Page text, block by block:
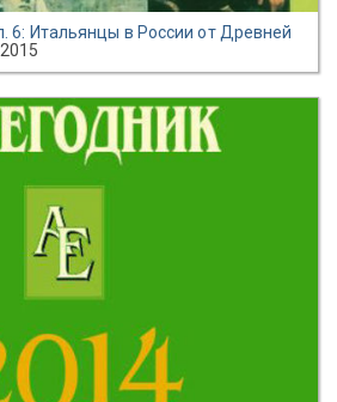
6: Итальянцы в России от Древней